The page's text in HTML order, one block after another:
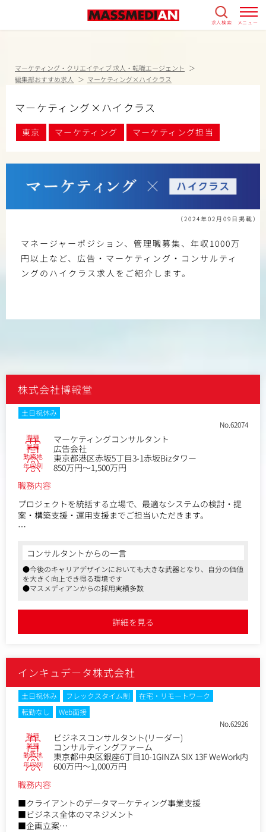
求人検索 メニュー
マーケティング・クリエイティブ 求人・転職エージェント
編集部おすすめ求人
マーケティング×ハイクラス
マーケティング×ハイクラス
東京 マーケティング マーケティング担当
（2024年02月09日掲載）
マネージャーポジション、管理職募集、年収1000万
円以上など、広告・マーケティング・コンサルティ
ングのハイクラス求人をご紹介します。
株式会社博報堂
土日祝休み
No.62074
職種 マーケティングコンサルタント
業種 広告会社
勤務地 東京都港区赤坂5丁目3-1赤坂Bizタワー
年収例
850万円～1,500万円
職務内容
プロジェクトを統括する立場で、最適なシステムの検討・提
案・構築支援・運用支援までご担当いただきます。
トナーや社内のエンジニア・マーケティングスタッフなど社
内外のプロフェッショナルと協働しながら、プロジェクトを
推進していただきます。
コンサルタントからの一言
●今後のキャリアデザインにおいても大きな武器となり、自分の価値
を大きく向上でき得る環境です
●マスメディアンからの採用実績多数
詳細を見る
インキュデータ株式会社
土日祝休み フレックスタイム制
在宅・リモートワーク
転勤なし
Web面接
No.62926
職種 ビジネスコンサルタント(リーダー)
業種 コンサルティングファーム
勤務地 東京都中央区銀座6丁目10-1GINZA SIX 13F WeWork内
年収例
600万円～1,000万円
職務内容
■クライアントのデータマーケティング事業支援
■ビジネス全体のマネジメント
■企画立案